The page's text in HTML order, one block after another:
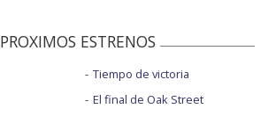
PROXIMOS ESTRENOS
Tiempo de victoria
El final de Oak Street